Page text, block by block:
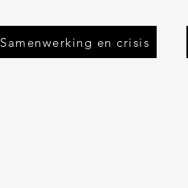
Samenwerking en crisis